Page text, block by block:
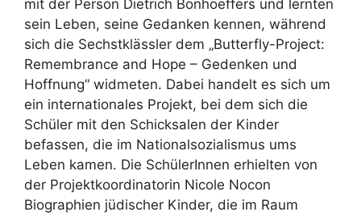
mit der Person Dietrich Bonhoeffers und lernten
sein Leben, seine Gedanken kennen, während
sich die Sechstklässler dem „Butterfly-Project:
Remembrance and Hope – Gedenken und
Hoffnung“ widmeten. Dabei handelt es sich um
ein internationales Projekt, bei dem sich die
Schüler mit den Schicksalen der Kinder
befassen, die im Nationalsozialismus ums
Leben kamen. Die SchülerInnen erhielten von
der Projektkoordinatorin Nicole Nocon
Biographien jüdischer Kinder, die im Raum